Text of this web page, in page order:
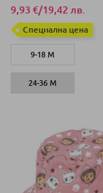
9,93 €/19,42 лв.
Специална цена
9-18 М
24-36 М